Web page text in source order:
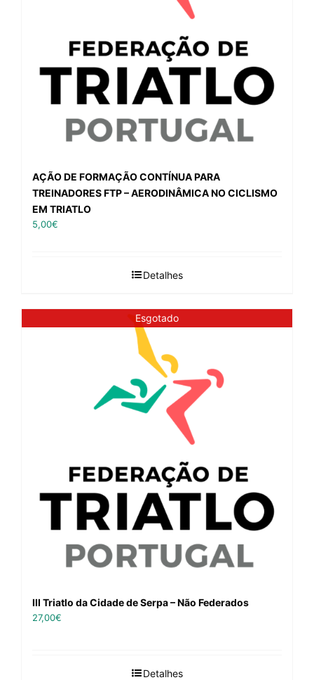
AÇÃO DE FORMAÇÃO CONTÍNUA PARA
TREINADORES FTP – AERODINÂMICA NO CICLISMO
EM TRIATLO
5,00€
Detalhes
Esgotado
III Triatlo da Cidade de Serpa – Não Federados
27,00€
Detalhes